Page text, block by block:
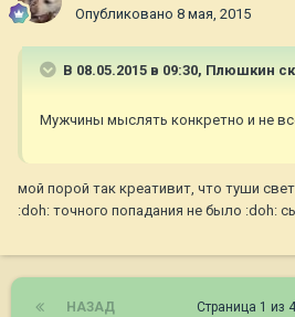
Опубликовано 8 мая, 2015
В 08.05.2015 в 09:30, Плюшкин
Мужчины мыслять конкретно и не
мой порой так креативит, что туши
:doh: точного попадания не было :doh:
НАЗАД Страница 1 из 4